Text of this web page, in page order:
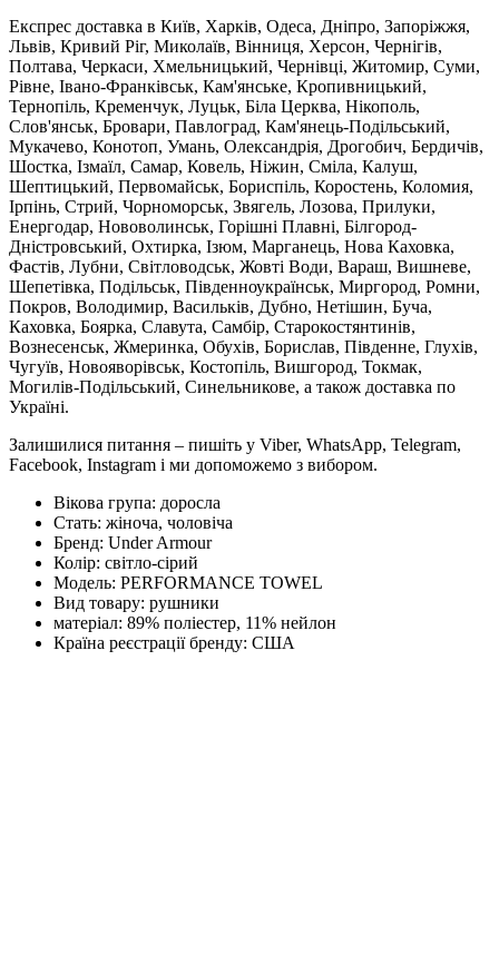
Експрес доставка в Київ, Харків, Одеса, Дніпро, Запоріжжя,
Львів, Кривий Ріг, Миколаїв, Вінниця, Херсон, Чернігів,
Полтава, Черкаси, Хмельницький, Чернівці, Житомир, Суми,
Рівне, Івано-Франківськ, Кам'янське, Кропивницький,
Тернопіль, Кременчук, Луцьк, Біла Церква, Нікополь,
Слов'янськ, Бровари, Павлоград, Кам'янець-Подільський,
Мукачево, Конотоп, Умань, Олександрія, Дрогобич, Бердичів,
Шостка, Ізмаїл, Самар, Ковель, Ніжин, Сміла, Калуш,
Шептицький, Первомайськ, Бориспіль, Коростень, Коломия,
Ірпінь, Стрий, Чорноморськ, Звягель, Лозова, Прилуки,
Енергодар, Нововолинськ, Горішні Плавні, Білгород-
Дністровський, Охтирка, Ізюм, Марганець, Нова Каховка,
Фастів, Лубни, Світловодськ, Жовті Води, Вараш, Вишневе,
Шепетівка, Подільськ, Південноукраїнськ, Миргород, Ромни,
Покров, Володимир, Васильків, Дубно, Нетішин, Буча,
Каховка, Боярка, Славута, Самбір, Старокостянтинів,
Вознесенськ, Жмеринка, Обухів, Борислав, Південне, Глухів,
Чугуїв, Новояворівськ, Костопіль, Вишгород, Токмак,
Могилів-Подільський, Синельникове, а також доставка по
Україні.
Залишилися питання – пишіть у Viber, WhatsApp, Telegram,
Facebook, Instagram і ми допоможемо з вибором.
Вікова група: доросла
Стать: жіноча, чоловіча
Бренд: Under Armour
Колір: світло-сірий
Модель: PERFORMANCE TOWEL
Вид товару: рушники
матеріал: 89% поліестер, 11% нейлон
Країна реєстрації бренду: США